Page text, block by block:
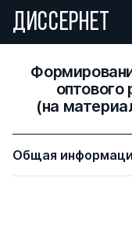
ДИССЕРНЕТ
(на
Общая